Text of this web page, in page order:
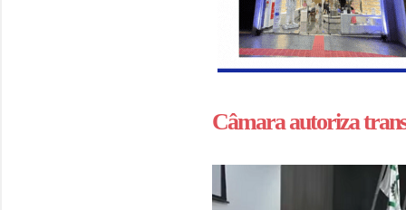
Câmara autoriza